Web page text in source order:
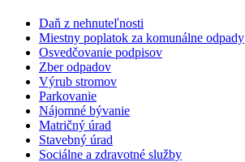
Daň z nehnuteľnosti
Miestny poplatok za komunálne odpady
Osvedčovanie podpisov
Zber odpadov
Výrub stromov
Parkovanie
Nájomné bývanie
Matričný úrad
Stavebný úrad
Sociálne a zdravotné služby